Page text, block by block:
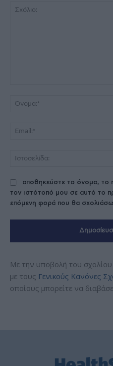
αποθηκεύστε το όνομα, το
τον ιστότοπό μου σε αυτό το
επόμενη φορά που θα
Με την υποβολή του
με τους Γενικούς Κανόνες
οποίους μπορείτε να